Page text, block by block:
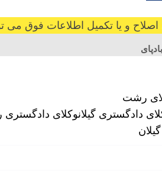
و یا تکمیل اطلاعات فوق می
رشت
دادگستری گیلانوکلای دادگستری